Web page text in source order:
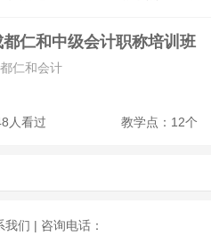
都仁和中级会计职称培训班
人看过 教学点：12个
仁和会计
我们 | 咨询电话：